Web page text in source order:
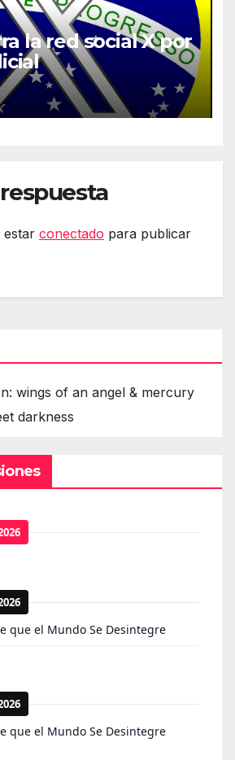
la red social X por
estar conectado para publicar
wings of an angel & mercury
darkness